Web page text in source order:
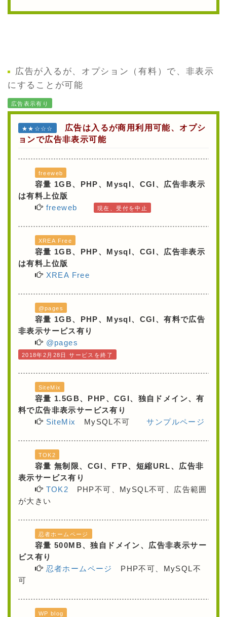
広告が入るが、オプション（有料）で、非表示
にすることが可能
広告表示有り
★★☆☆☆
広告は入るが商用利用可能、オプシ
ョンで広告非表示可能
freeweb
容量 1GB、PHP、Mysql、CGI、広告非表示
は有料上位版
freeweb
現在、受付を中止
XREA Free
容量 1GB、PHP、Mysql、CGI、広告非表示
は有料上位版
XREA Free
@pages
容量 1GB、PHP、Mysql、CGI、有料で広告
非表示サービス有り
@pages
2018年2月28日 サービスを終了
SiteMix
容量 1.5GB、PHP、CGI、独自ドメイン、有
料で広告非表示サービス有り
SiteMix
MySQL不可サンプルページ
TOK2
容量 無制限、CGI、FTP、短縮URL、広告非
表示サービス有り
TOK2 PHP不可、MySQL不可、広告範囲
が大きい
忍者ホームページ
容量 500MB、独自ドメイン、広告非表示サー
ビス有り
忍者ホームページ
PHP不可、MySQL不
可
WP blog